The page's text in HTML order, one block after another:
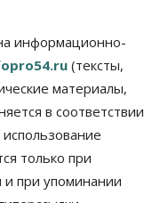
стендап-комиков
информационно-
(тексты,
материалы,
в соответствии
только при
и при упоминании